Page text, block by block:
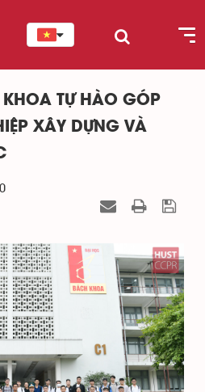
KHOA TỰ HÀO GÓP
XÂY DỰNG VÀ